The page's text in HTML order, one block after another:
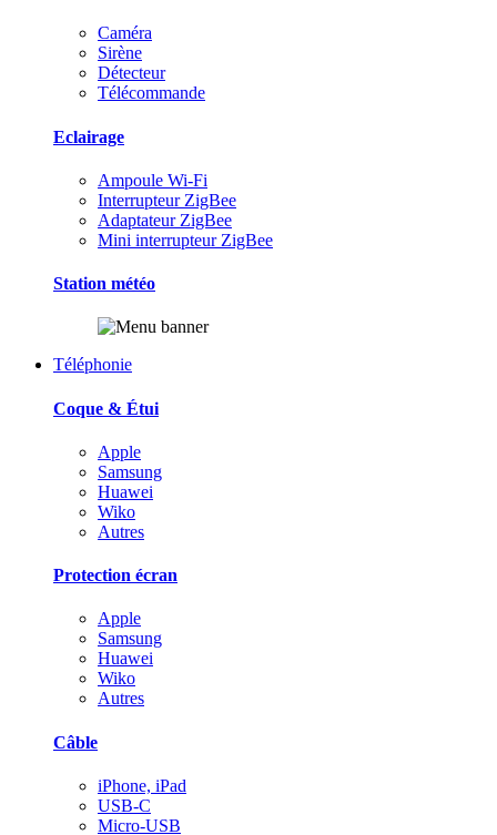
Caméra
Sirène
Détecteur
Télécommande
Eclairage
Ampoule Wi-Fi
Interrupteur ZigBee
Adaptateur ZigBee
Mini interrupteur ZigBee
Station météo
Téléphonie
Coque & Étui
Apple
Samsung
Huawei
Wiko
Autres
Protection écran
Apple
Samsung
Huawei
Wiko
Autres
Câble
iPhone, iPad
USB-C
Micro-USB